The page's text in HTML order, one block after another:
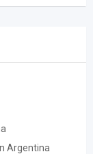
Argentina